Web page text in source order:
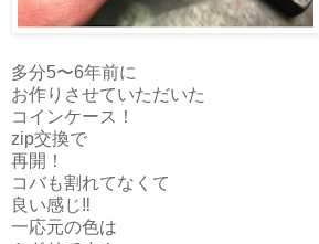
多分5〜6年前に
お作りさせていただいた
コインケース！
zip交換で
再開！
コバも割れてなくて
良い感じ‼︎
一応元の色は